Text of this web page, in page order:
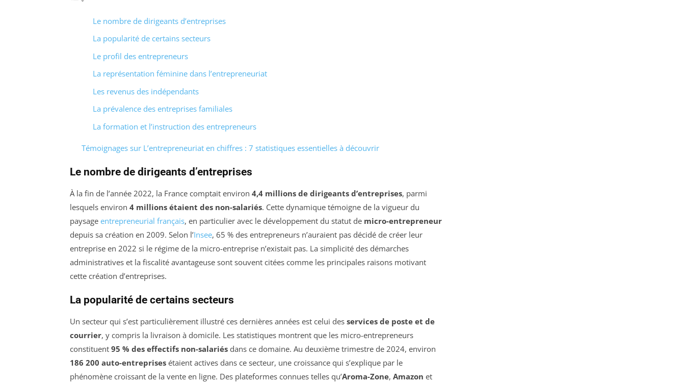
Le nombre de dirigeants d’entreprises
La popularité de certains secteurs
Le profil des entrepreneurs
La représentation féminine dans l’entrepreneuriat
Les revenus des indépendants
La prévalence des entreprises familiales
La formation et l’instruction des entrepreneurs
Témoignages sur L’entrepreneuriat en chiffres : 7 statistiques essentielles à découvrir
Le nombre de dirigeants d’entreprises
À la fin de l’année 2022, la France comptait environ 4,4 millions de dirigeants d’entreprises, parmi
lesquels environ 4 millions étaient des non-salariés. Cette dynamique témoigne de la vigueur du
paysage entrepreneurial français, en particulier avec le développement du statut de micro-entrepreneur
depuis sa création en 2009. Selon l’Insee, 65 % des entrepreneurs n’auraient pas décidé de créer leur
entreprise en 2022 si le régime de la micro-entreprise n’existait pas. La simplicité des démarches
administratives et la fiscalité avantageuse sont souvent citées comme les principales raisons motivant
cette création d’entreprises.
La popularité de certains secteurs
Un secteur qui s’est particulièrement illustré ces dernières années est celui des services de poste et de
courrier, y compris la livraison à domicile. Les statistiques montrent que les micro-entrepreneurs
constituent 95 % des effectifs non-salariés dans ce domaine. Au deuxième trimestre de 2024, environ
186 200 auto-entreprises étaient actives dans ce secteur, une croissance qui s’explique par le
phénomène croissant de la vente en ligne. Des plateformes connues telles qu’Aroma-Zone, Amazon et